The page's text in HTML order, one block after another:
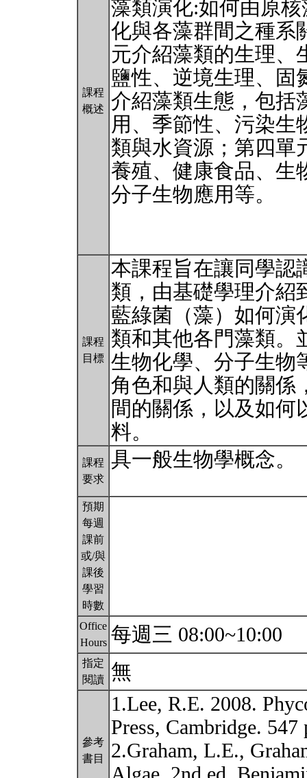
課程
概述
藻類演化:如何由原
化與各藻群間之種系
元介紹藻類的生理、
鹽性、逆境生理、固
介紹藻類生態，包括
用、季節性、污染生
類與水資源；第四單
養殖、健康食品、生
分子生物應用等。
課程
目標
本課程旨在讓同學認
類，由基礎學理介紹
藍綠菌（藻）如何演
類和其他各門藻類。
生物化學、分子生物
角色和與人類的關係
間的關係，以及如何
料。
課程
要求
具一般生物學概念。
預期
每週
課前
或/與
課後
學習
時數
Office
Hours 每週三 08:00~10:00
指定
閱讀
無
參考
書目
1.Lee, R.E. 2008.
Press, Cambridge. 547
2.Graham, L.E.,